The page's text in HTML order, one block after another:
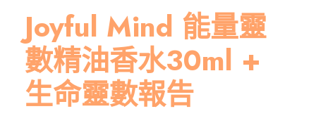
Joyful Mind 能量靈
數精油香水30ml +
生命靈數報告